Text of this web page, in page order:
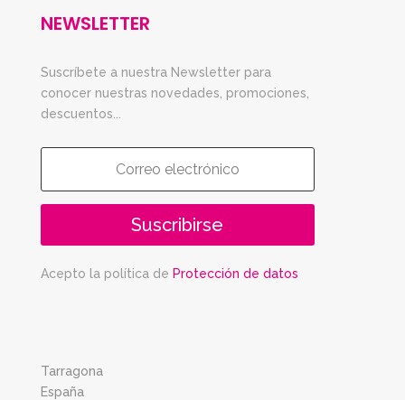
NEWSLETTER
Suscríbete a nuestra Newsletter para
conocer nuestras novedades, promociones,
descuentos...
Suscribirse
Acepto la política de Protección de datos
Tarragona
España